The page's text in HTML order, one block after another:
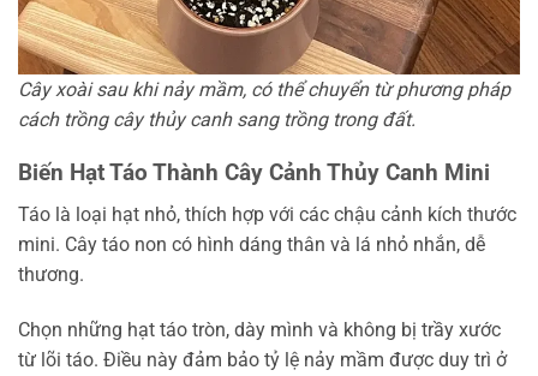
Cây xoài sau khi nảy mầm, có thể chuyển từ phương pháp
cách trồng cây thủy canh sang trồng trong đất.
Biến Hạt Táo Thành Cây Cảnh Thủy Canh Mini
Táo là loại hạt nhỏ, thích hợp với các chậu cảnh kích thước
mini. Cây táo non có hình dáng thân và lá nhỏ nhắn, dễ
thương.
Chọn những hạt táo tròn, dày mình và không bị trầy xước
từ lõi táo. Điều này đảm bảo tỷ lệ nảy mầm được duy trì ở